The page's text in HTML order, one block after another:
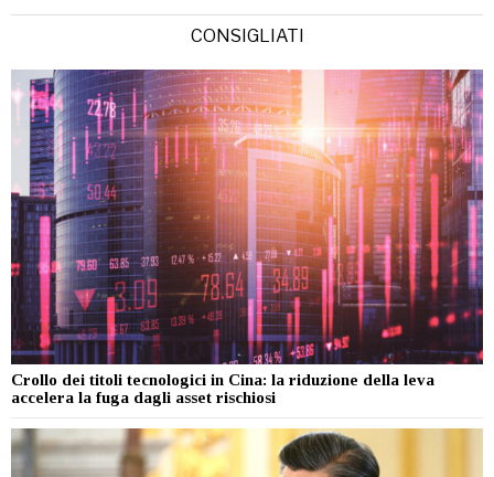
CONSIGLIATI
Crollo dei titoli tecnologici in Cina: la riduzione della leva
accelera la fuga dagli asset rischiosi